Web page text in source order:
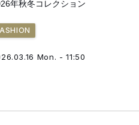
年秋冬コレクション
Mon. - 11:50